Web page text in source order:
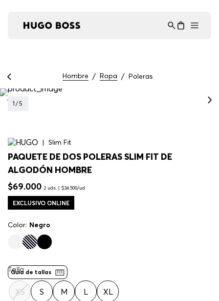
Hombre Ropa Poleras
1 /5
Slim Fit
PAQUETE DE DOS POLERAS SLIM FIT DE
ALGODÓN HOMBRE
$69.000 2 uds. | $34.500/ud
EXCLUSIVO ONLINE
Color: Negro
Guía de tallas
Talla
XS S M L XL
Asistente Virtual
en línea ⋮